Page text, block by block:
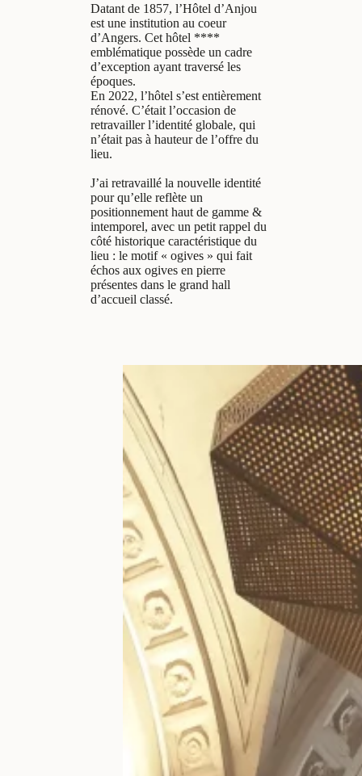
Datant de 1857, l’Hôtel d’Anjou
est une institution au coeur
d’Angers. Cet hôtel ****
emblématique possède un cadre
d’exception ayant traversé les
époques.
En 2022, l’hôtel s’est entièrement
rénové. C’était l’occasion de
retravailler l’identité globale, qui
n’était pas à hauteur de l’offre du
lieu.
J’ai retravaillé la nouvelle identité
pour qu’elle reflète un
positionnement haut de gamme &
intemporel, avec un petit rappel du
côté historique caractéristique du
lieu : le motif « ogives » qui fait
échos aux ogives en pierre
présentes dans le grand hall
d’accueil classé.